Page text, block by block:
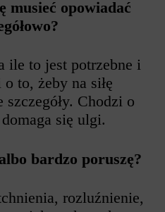
musieć opowiadać
ile to jest potrzebne i
to, żeby na siłę
Chodzi o
się ulgi.
bardzo poruszę?
rozluźnienie,